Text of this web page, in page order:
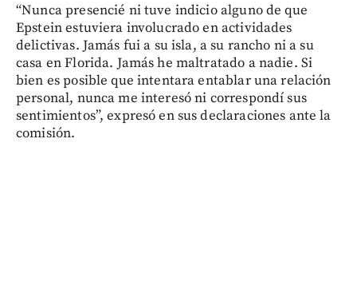
“Nunca presencié ni tuve indicio alguno de que
Epstein estuviera involucrado en actividades
delictivas. Jamás fui a su isla, a su rancho ni a su
casa en Florida. Jamás he maltratado a nadie. Si
bien es posible que intentara entablar una relación
personal, nunca me interesó ni correspondí sus
sentimientos”, expresó en sus declaraciones ante la
comisión.